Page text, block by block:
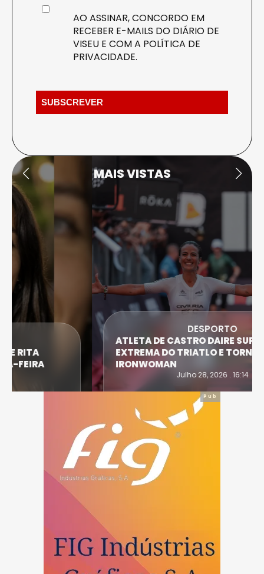
AO ASSINAR, CONCORDO EM
RECEBER E-MAILS DO DIÁRIO DE
VISEU E COM A POLÍTICA DE
PRIVACIDADE.
MAIS VISTAS
ATLETA DE CASTRO DAIRE SUPERA PROVA
EXTREMA DO TRIATLO E TORNA-SE
IRONWOMAN
Julho 28, 2026 . 16:14
Pub